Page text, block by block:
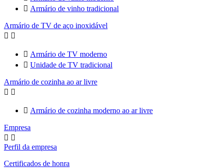
 Armário de vinho tradicional
Armário de TV de aço inoxidável
 
 Armário de TV moderno
 Unidade de TV tradicional
Armário de cozinha ao ar livre
 
 Armário de cozinha moderno ao ar livre
Empresa
 
Perfil da empresa
Certificados de honra